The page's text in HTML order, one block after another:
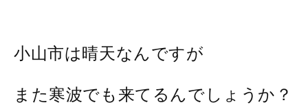
小山市は晴天なんですが
また寒波でも来てるんでしょうか？